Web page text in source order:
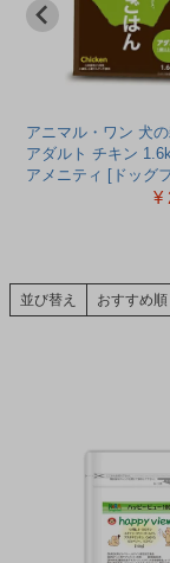
アニマル・ワン 犬
アダルト チキン
アメニティ [ドッグ
¥
並び替え おすすめ順